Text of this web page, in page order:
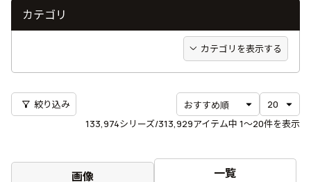
133,974シリーズ/313,929アイテム中 1〜20件を表示
filter_alt 絞り込み
画像 一覧
カテゴリ
カテゴリを表示する